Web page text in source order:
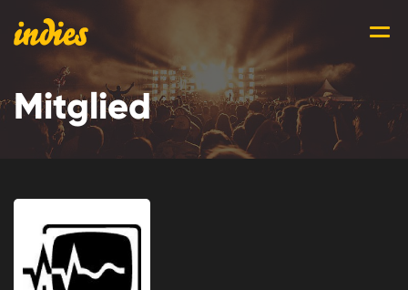
Mitglied